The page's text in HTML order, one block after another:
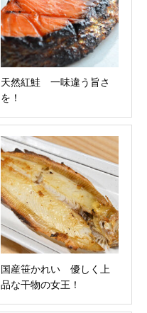
天然紅鮭 一味違う旨さ
を！
国産笹かれい 優しく上
品な干物の女王！